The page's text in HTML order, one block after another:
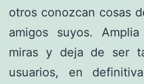
otros conozcan cosas
amigos suyos.
miras y deja de ser
usuarios, en